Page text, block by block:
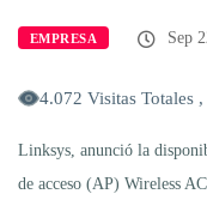
EMPRESA Sep
4.072 Visitas Totales
Linksys, anunció la
de acceso (AP) Wireless